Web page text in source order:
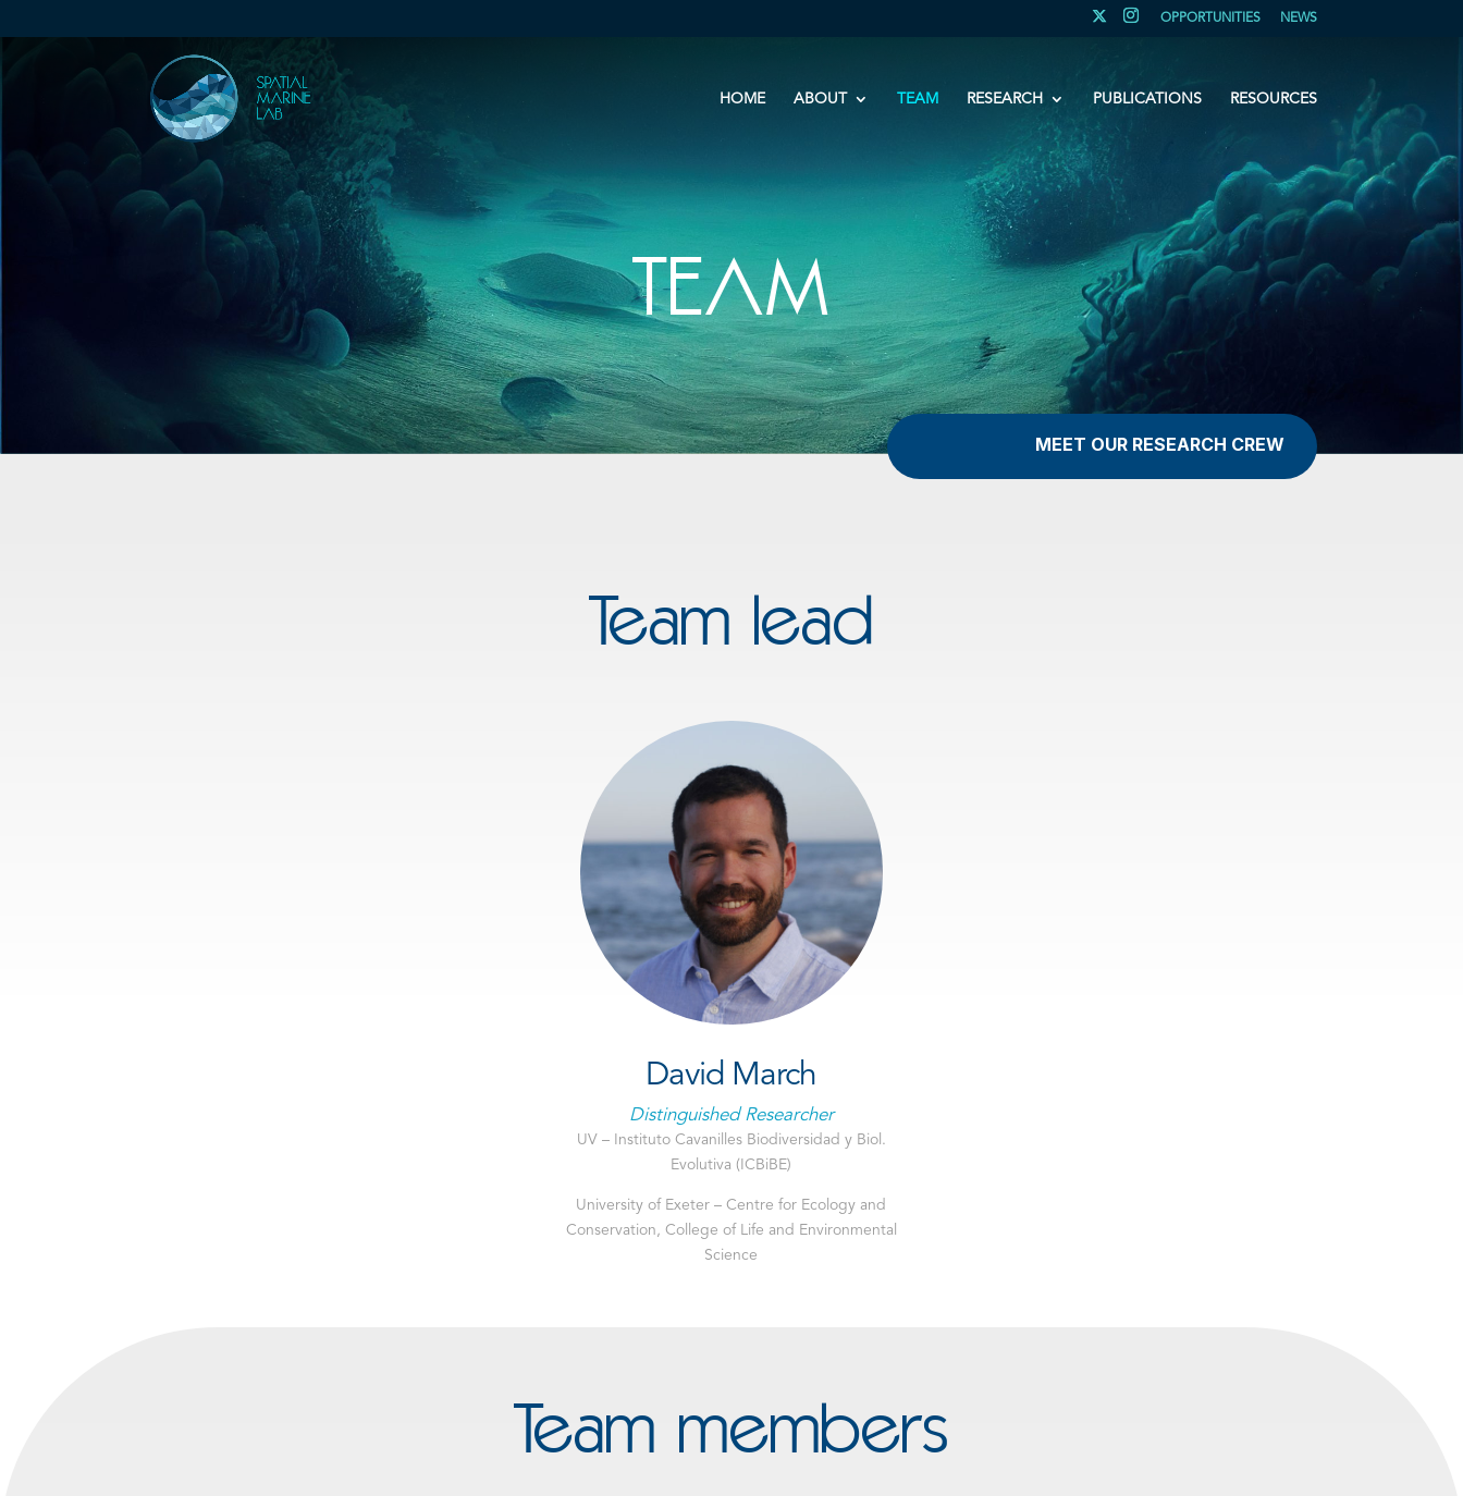
OPPORTUNITIES NEWS
HOME ABOUT TEAM RESEARCH PUBLICATIONS RESOURCES
TEAM
MEET OUR RESEARCH CREW
Team lead
David March
Distinguished Researcher
UV – Instituto Cavanilles Biodiversidad y Biol.
Evolutiva (ICBiBE)
University of Exeter – Centre for Ecology and
Conservation, College of Life and Environmental
Science
Team members